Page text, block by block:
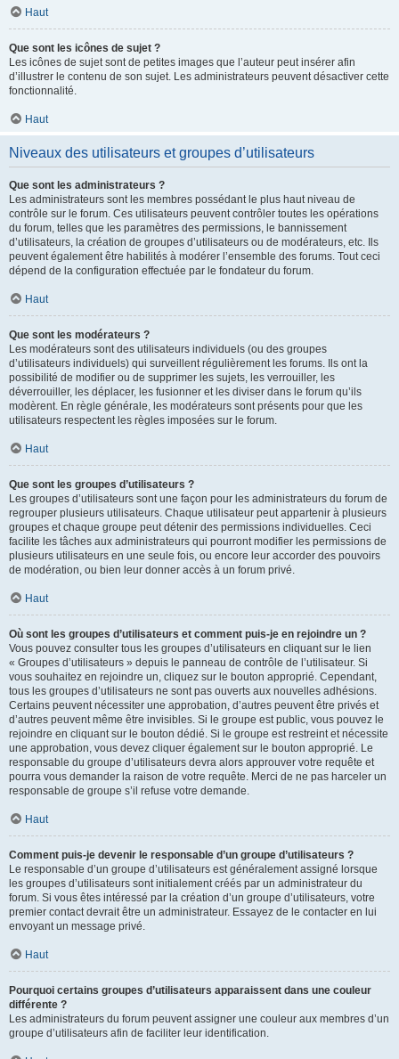
Haut
Que sont les icônes de sujet ?
Les icônes de sujet sont de petites images que l’auteur peut insérer afin
d’illustrer le contenu de son sujet. Les administrateurs peuvent désactiver cette
fonctionnalité.
Haut
Niveaux des utilisateurs et groupes d’utilisateurs
Que sont les administrateurs ?
Les administrateurs sont les membres possédant le plus haut niveau de
contrôle sur le forum. Ces utilisateurs peuvent contrôler toutes les opérations
du forum, telles que les paramètres des permissions, le bannissement
d’utilisateurs, la création de groupes d’utilisateurs ou de modérateurs, etc. Ils
peuvent également être habilités à modérer l’ensemble des forums. Tout ceci
dépend de la configuration effectuée par le fondateur du forum.
Haut
Que sont les modérateurs ?
Les modérateurs sont des utilisateurs individuels (ou des groupes
d’utilisateurs individuels) qui surveillent régulièrement les forums. Ils ont la
possibilité de modifier ou de supprimer les sujets, les verrouiller, les
déverrouiller, les déplacer, les fusionner et les diviser dans le forum qu’ils
modèrent. En règle générale, les modérateurs sont présents pour que les
utilisateurs respectent les règles imposées sur le forum.
Haut
Que sont les groupes d’utilisateurs ?
Les groupes d’utilisateurs sont une façon pour les administrateurs du forum de
regrouper plusieurs utilisateurs. Chaque utilisateur peut appartenir à plusieurs
groupes et chaque groupe peut détenir des permissions individuelles. Ceci
facilite les tâches aux administrateurs qui pourront modifier les permissions de
plusieurs utilisateurs en une seule fois, ou encore leur accorder des pouvoirs
de modération, ou bien leur donner accès à un forum privé.
Haut
Où sont les groupes d’utilisateurs et comment puis-je en rejoindre un ?
Vous pouvez consulter tous les groupes d’utilisateurs en cliquant sur le lien
« Groupes d’utilisateurs » depuis le panneau de contrôle de l’utilisateur. Si
vous souhaitez en rejoindre un, cliquez sur le bouton approprié. Cependant,
tous les groupes d’utilisateurs ne sont pas ouverts aux nouvelles adhésions.
Certains peuvent nécessiter une approbation, d’autres peuvent être privés et
d’autres peuvent même être invisibles. Si le groupe est public, vous pouvez le
rejoindre en cliquant sur le bouton dédié. Si le groupe est restreint et nécessite
une approbation, vous devez cliquer également sur le bouton approprié. Le
responsable du groupe d’utilisateurs devra alors approuver votre requête et
pourra vous demander la raison de votre requête. Merci de ne pas harceler un
responsable de groupe s’il refuse votre demande.
Haut
Comment puis-je devenir le responsable d’un groupe d’utilisateurs ?
Le responsable d’un groupe d’utilisateurs est généralement assigné lorsque
les groupes d’utilisateurs sont initialement créés par un administrateur du
forum. Si vous êtes intéressé par la création d’un groupe d’utilisateurs, votre
premier contact devrait être un administrateur. Essayez de le contacter en lui
envoyant un message privé.
Haut
Pourquoi certains groupes d’utilisateurs apparaissent dans une couleur
différente ?
Les administrateurs du forum peuvent assigner une couleur aux membres d’un
groupe d’utilisateurs afin de faciliter leur identification.